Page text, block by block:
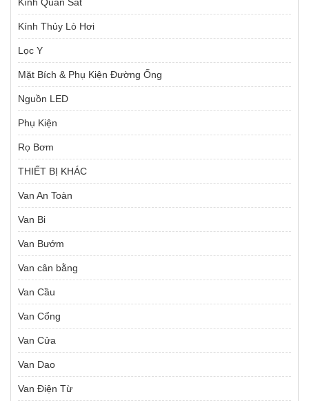
Kính Thủy Lò Hơi
Lọc Y
Mặt Bích & Phụ Kiện Đường Ống
Nguồn LED
Phụ Kiện
Rọ Bơm
THIẾT BỊ KHÁC
Van An Toàn
Van Bi
Van Bướm
Van cân bằng
Van Cầu
Van Cổng
Van Cửa
Van Dao
Van Điện Từ